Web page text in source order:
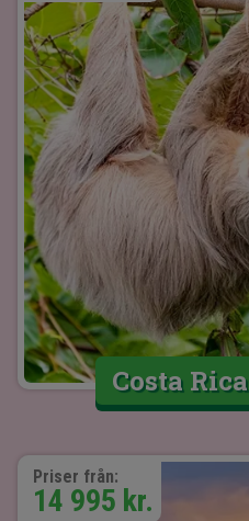
Costa Rica
Priser från:
14 995 kr.